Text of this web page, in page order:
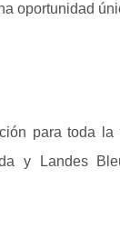
oportunidad
para toda la
y Landes